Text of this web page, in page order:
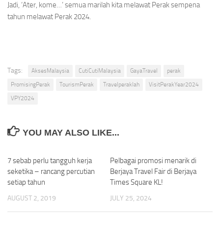
Jadi, ‘Ater, kome…’ semua marilah kita melawat Perak sempena
tahun melawat Perak 2024.
Tags: AksesMalaysia CutiCutiMalaysia GayaTravel
perak
PromisingPerak
TourismPerak Travelperaklah
VisitPerakYear2024
VPY2024
YOU MAY ALSO LIKE...
7 sebab perlu tangguh kerja
seketika – rancang percutian
setiap tahun
AUGUST 2, 2019
Pelbagai promosi menarik di
Berjaya Travel Fair di Berjaya
Times Square KL!
JULY 25, 2024